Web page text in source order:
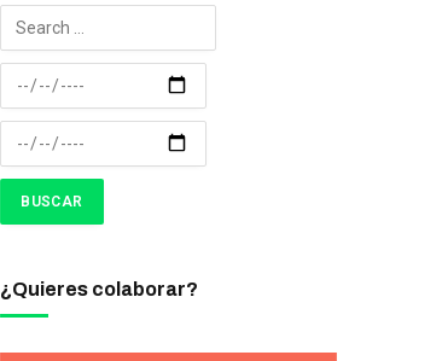
¿Quieres colaborar?